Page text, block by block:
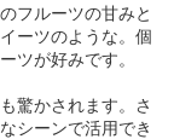
フルーツの甘みと
ーツのような。個
ツが好みです。
驚かされます。さ
シーンで活用でき